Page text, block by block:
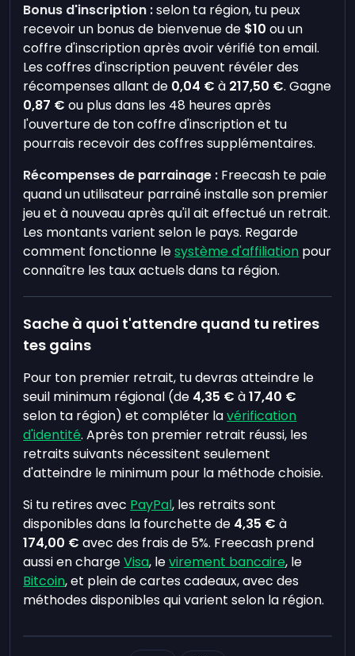
Bonus d'inscription :selon ta région, tu peux
recevoir un bonus de bienvenue de $10 ou un
coffre d'inscription après avoir vérifié ton email.
Les coffres d'inscription peuvent révéler des
récompenses allant de 0,04 € à 217,50 €. Gagne
0,87 € ou plus dans les 48 heures après
l'ouverture de ton coffre d'inscription et tu
pourrais recevoir des coffres supplémentaires.
Récompenses de parrainage : Freecash te paie
quand un utilisateur parrainé installe son premier
jeu et à nouveau après qu'il ait effectué un retrait.
Les montants varient selon le pays. Regarde
comment fonctionne lesystème d'affiliation pour
connaître les taux actuels dans ta région.
Sache à quoi t'attendre quand tu retires
tes gains
Pour ton premier retrait, tu devras atteindre le
seuil minimum régional (de 4,35 € à17,40 €
selon ta région) et compléter lavérification
d'identité. Après ton premier retrait réussi, les
retraits suivants nécessitent seulement
d'atteindre le minimum pour la méthode choisie.
Si tu retires avec PayPal, les retraits sont
disponibles dans la fourchette de 4,35 € à
174,00 € avec des frais de 5%. Freecash prend
aussi en chargeVisa, levirement bancaire, le
Bitcoin, et plein de cartes cadeaux, avec des
méthodes disponibles qui varient selon la région.